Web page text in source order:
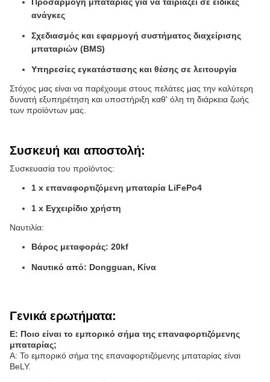
Προσαρμογή μπαταρίας για να ταιριάζει σε ειδικές
ανάγκες
Σχεδιασμός και εφαρμογή συστήματος διαχείρισης
μπαταριών (BMS)
Υπηρεσίες εγκατάστασης και θέσης σε λειτουργία
Στόχος μας είναι να παρέχουμε στους πελάτες μας την καλύτερη
δυνατή εξυπηρέτηση και υποστήριξη καθ' όλη τη διάρκεια ζωής
των προϊόντων μας.
Συσκευή και αποστολή:
Συσκευασία του προϊόντος:
1 x επαναφορτιζόμενη μπαταρία LiFePo4
1 x Εγχειρίδιο χρήστη
Ναυτιλία:
Βάρος μεταφοράς: 20kf
Ναυτικό από: Dongguan, Κίνα
Γενικά ερωτήματα:
Ε: Ποιο είναι το εμπορικό σήμα της επαναφορτιζόμενης
μπαταρίας;
Α: Το εμπορικό σήμα της επαναφορτιζόμενης μπαταρίας είναι
BeLY.